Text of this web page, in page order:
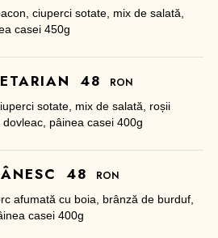
ciuperci sotate, mix de salată,
casei 450g
48 RON
sotate, mix de salată, roșii
pâinea casei 400g
48 RON
afumată cu boia, brânză de burduf,
casei 400g